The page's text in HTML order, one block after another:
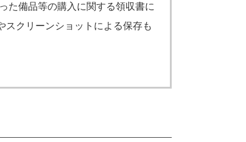
た備品等の購⼊に関する領収書に
クリーンショットによる保存も